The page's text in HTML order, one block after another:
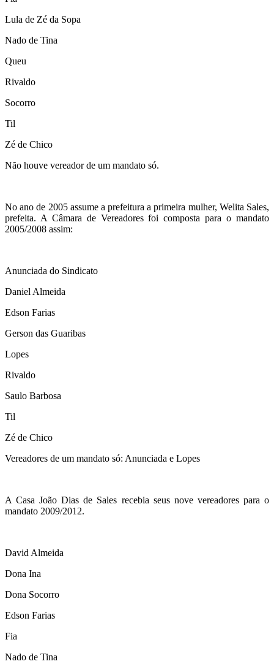
Lula de Zé da Sopa
Nado de Tina
Queu
Rivaldo
Socorro
Til
Zé de Chico
Não houve vereador de um mandato só.
No ano de 2005 assume a prefeitura a primeira mulher, Welita Sales,
prefeita. A Câmara de Vereadores foi composta para o mandato
2005/2008 assim:
Anunciada do Sindicato
Daniel Almeida
Edson Farias
Gerson das Guaribas
Lopes
Rivaldo
Saulo Barbosa
Til
Zé de Chico
Vereadores de um mandato só: Anunciada e Lopes
A Casa João Dias de Sales recebia seus nove vereadores para o
mandato 2009/2012.
David Almeida
Dona Ina
Dona Socorro
Edson Farias
Fia
Nado de Tina